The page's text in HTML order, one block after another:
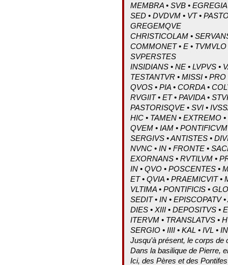
MEMBRA • SVB •
SED • DVDVM • VT •
GREGEMQVE
CHRISTICOLAM •
COMMONET • E •
SVPERSTES
INSIDIANS • NE • LVPVS •
TESTANTVR • MISSI •
QVOS • PIA • CORDA •
RVGIIT • ET • PAVIDA •
PASTORISQVE • SVI •
HIC • TAMEN • EXTREMO
QVEM • IAM •
SERGIVS • ANTISTES •
NVNC • IN • FRONTE •
EXORNANS • RVTILVM •
IN • QVO • POSCENTES •
ET • QVIA • PRAEMICVIT •
VLTIMA • PONTIFIClS •
SEDIT • IN • EPISCOPATV
DIES • XIII • DEPOSITVS •
ITERVM • TRANSLATVS •
SERGIO • IIII • KAL • IVL •
Jusqu’à présent, le corps de
Dans la basilique de Pierre,
Ici, des Pères et des